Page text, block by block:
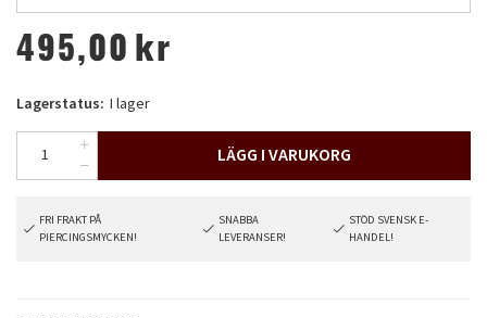
495,00 kr
Lagerstatus: I lager
LÄGG I VARUKORG
FRI FRAKT PÅ
PIERCINGSMYCKEN!
SNABBA
LEVERANSER!
STÖD SVENSK E-
HANDEL!